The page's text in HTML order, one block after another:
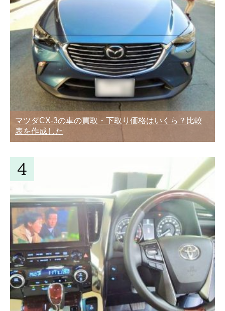
マツダCX-3の車の買取・下取り価格はいくら？比較
表を作成した